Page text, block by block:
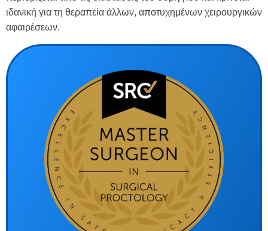
ιδανική για τη θεραπεία άλλων, αποτυχημένων χειρουργικών
αφαιρέσεων.